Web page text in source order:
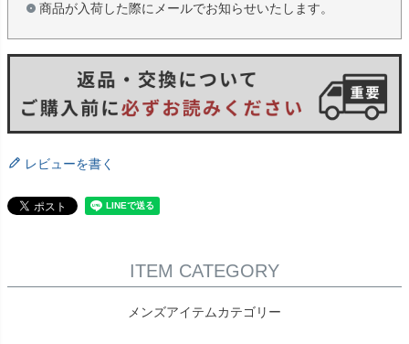
商品が入荷した際にメールでお知らせいたします。
レビューを書く
ITEM CATEGORY
メンズアイテムカテゴリー